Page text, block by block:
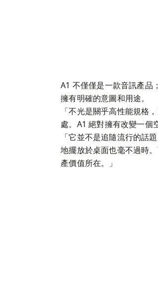
A1 不僅僅是一款音訊產品
擁有明確的意圖和用途。
「不光是關乎高性能規格
處。A1 絕對擁有改變一個
「它並不是追隨流行的話
地擺放於桌面也毫不過時
產價值所在。」